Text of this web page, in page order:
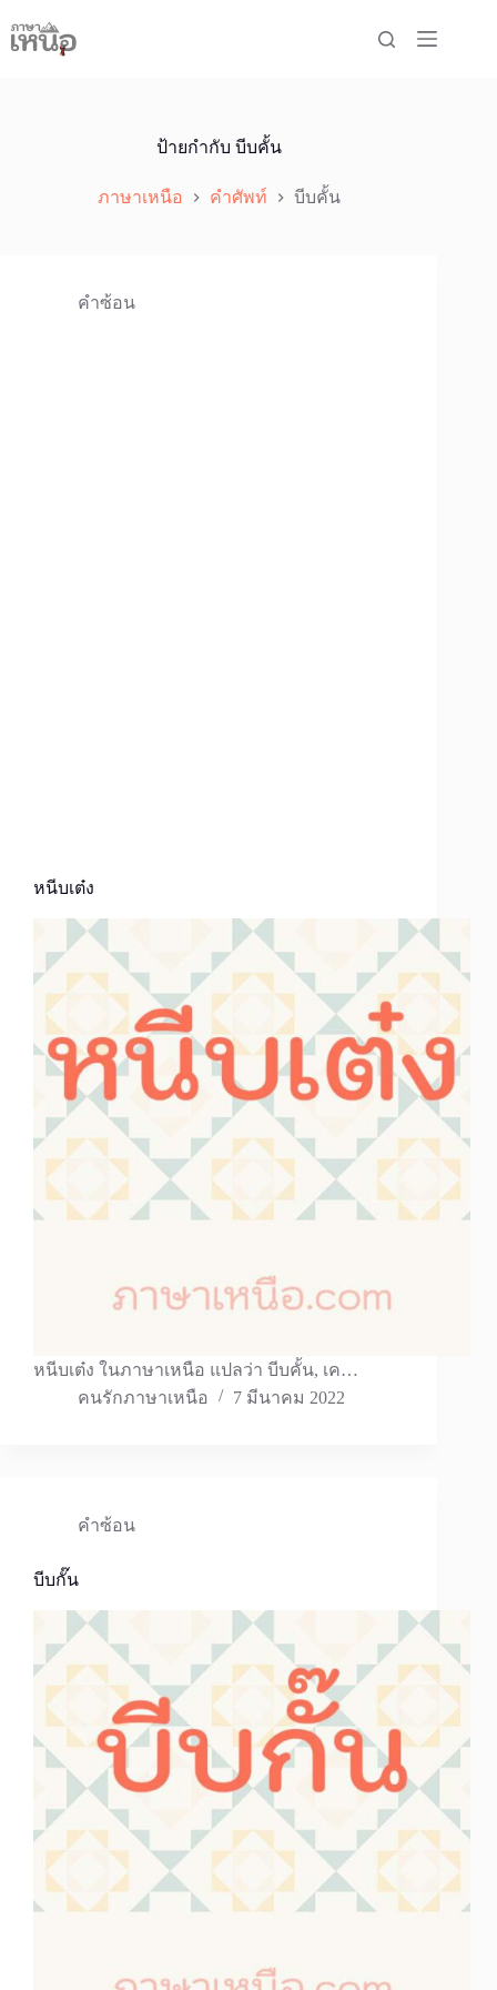
to
content
ป้ายกำกับ บีบคั้น
ภาษาเหนือ คำศัพท์ บีบคั้น
คำซ้อน
หนีบเต๋ง
หนีบเต๋ง ในภาษาเหนือ แปลว่า บีบคั้น, เค…
คนรักภาษาเหนือ
7 มีนาคม 2022
คำซ้อน
บีบกั๊น